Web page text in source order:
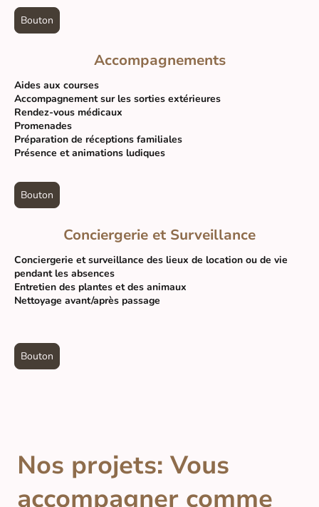
Bouton
Accompagnements
Aides aux courses
Accompagnement sur les sorties extérieures
Rendez-vous médicaux
Promenades
Préparation de réceptions familiales
Présence et animations ludiques
Bouton
Conciergerie et Surveillance
Conciergerie et surveillance des lieux de location ou de vie
pendant les absences
Entretien des plantes et des animaux
Nettoyage avant/après passage
Bouton
Nos projets: Vous
accompagner comme